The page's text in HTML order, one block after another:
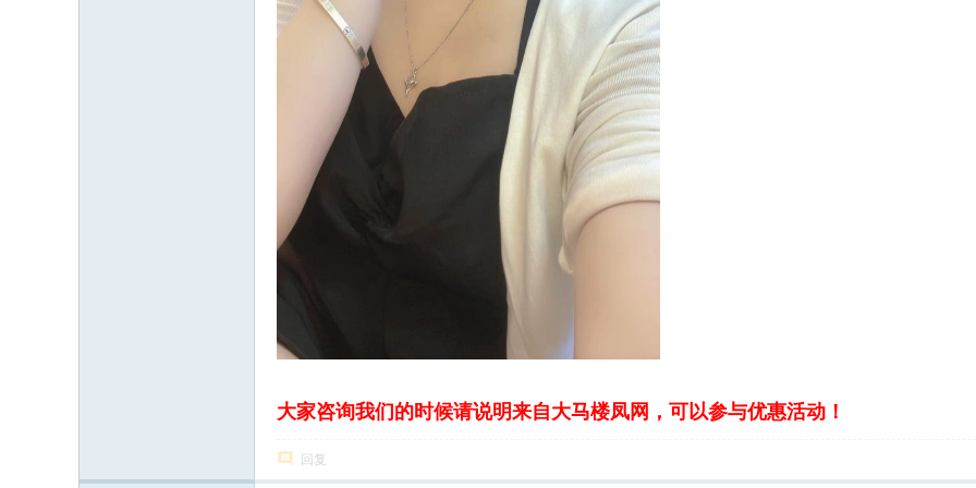
大家咨询我们的时候请说明来自大马楼凤网，可以参与优惠活动！
回复